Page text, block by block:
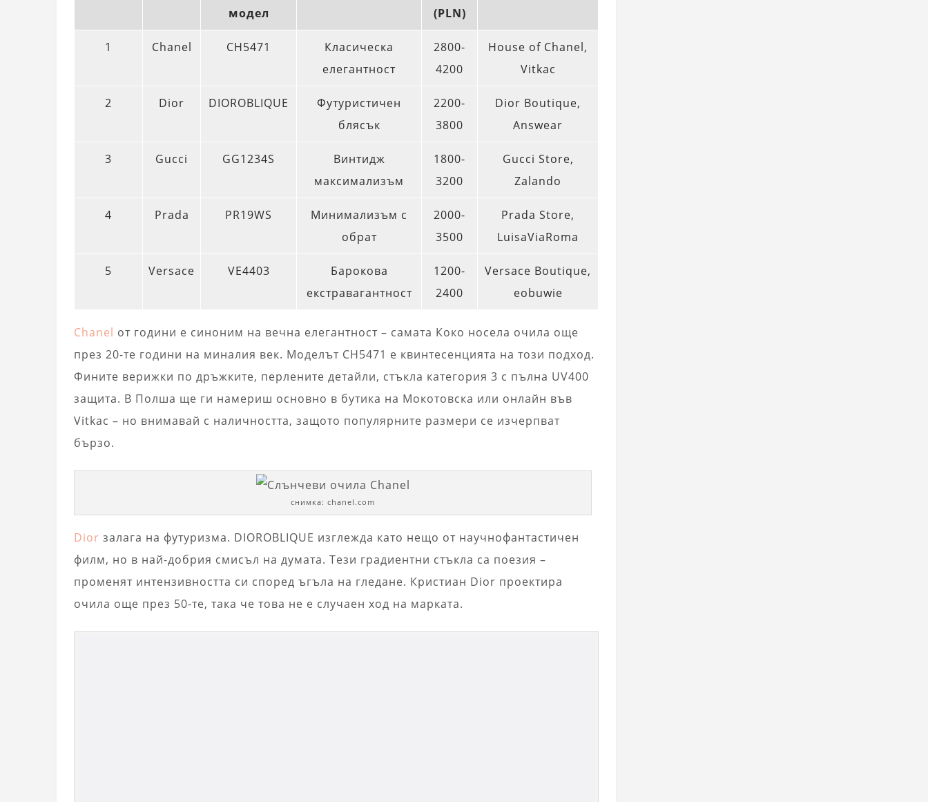
модел
(PLN)
1 Chanel CH5471
Класическа
елегантност
2800-
4200
House of Chanel,
Vitkac
2 Dior DIOROBLIQUE
Футуристичен
блясък
2200-
3800
Dior Boutique,
Answear
3 Gucci GG1234S
Винтидж
максимализъм
1800-
3200
Gucci Store,
Zalando
4 Prada PR19WS
Минимализъм с
обрат
2000-
3500
Prada Store,
LuisaViaRoma
5 Versace VE4403
Барокова
екстравагантност
1200-
2400
Versace Boutique,
eobuwie
Chanel от години е синоним на вечна елегантност – самата Коко носела очила още
през 20-те години на миналия век. Моделът CH5471 е квинтесенцията на този подход.
Фините верижки по дръжките, перлените детайли, стъкла категория 3 с пълна UV400
защита. В Полша ще ги намериш основно в бутика на Мокотовска или онлайн във
Vitkac – но внимавай с наличността, защото популярните размери се изчерпват
бързо.
снимка: chanel.com
Dior залага на футуризма. DIOROBLIQUE изглежда като нещо от научнофантастичен
филм, но в най-добрия смисъл на думата. Тези градиентни стъкла са поезия –
променят интензивността си според ъгъла на гледане. Кристиан Dior проектира
очила още през 50-те, така че това не е случаен ход на марката.